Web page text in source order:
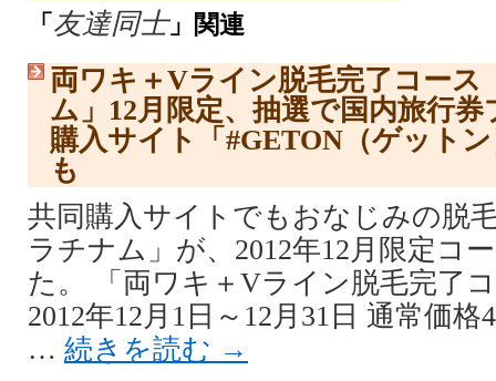
「 友達同士」関連
両ワキ＋Vライン脱毛完了コース
ム」12月限定、抽選で国内旅行
購入サイト「#GETON（ゲット
も
共同購入サイトでもおなじみの脱
ラチナム」が、2012年12月限定コ
た。 「両ワキ＋Vライン脱毛完了
2012年12月1日～12月31日 通常価
… 続きを読む →